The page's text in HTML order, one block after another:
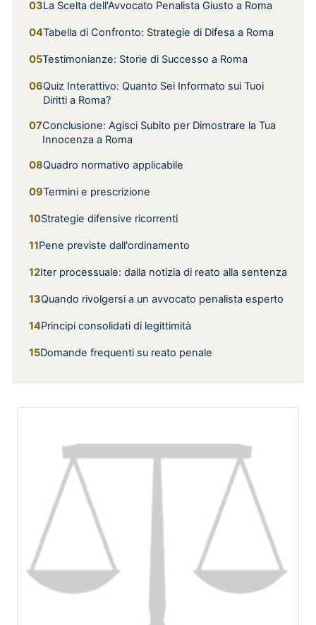
La Scelta dell'Avvocato Penalista Giusto a Roma
Tabella di Confronto: Strategie di Difesa a Roma
Testimonianze: Storie di Successo a Roma
Quiz Interattivo: Quanto Sei Informato sui Tuoi
Diritti a Roma?
Conclusione: Agisci Subito per Dimostrare la Tua
Innocenza a Roma
Quadro normativo applicabile
Termini e prescrizione
Strategie difensive ricorrenti
Pene previste dall'ordinamento
Iter processuale: dalla notizia di reato alla sentenza
Quando rivolgersi a un avvocato penalista esperto
Principi consolidati di legittimità
Domande frequenti su reato penale